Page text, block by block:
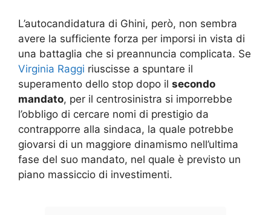
L’autocandidatura di Ghini, però, non sembra
avere la sufficiente forza per imporsi in vista di
una battaglia che si preannuncia complicata. Se
Virginia Raggi riuscisse a spuntare il
superamento dello stop dopo il secondo
mandato, per il centrosinistra si imporrebbe
l’obbligo di cercare nomi di prestigio da
contrapporre alla sindaca, la quale potrebbe
giovarsi di un maggiore dinamismo nell’ultima
fase del suo mandato, nel quale è previsto un
piano massiccio di investimenti.